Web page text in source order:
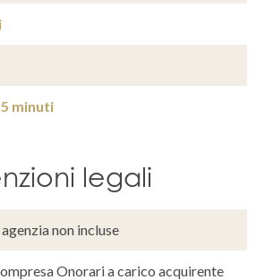
minuti
legali
non incluse
Onorari a carico acquirente